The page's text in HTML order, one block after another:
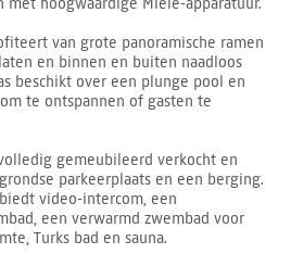
van grote panoramische ramen
en binnen en buiten naadloos
beschikt over een plunge pool en
te ontspannen of gasten te
gemeubileerd verkocht en
parkeerplaats en een berging.
video-intercom, een
een verwarmd zwembad voor
Turks bad en sauna.